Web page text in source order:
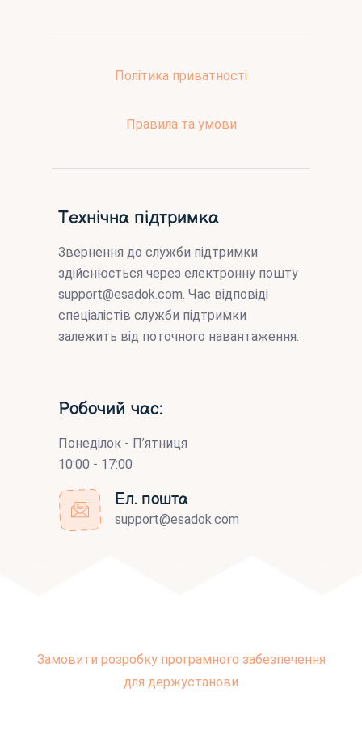
Політика приватності
Правила та умови
Технічна підтримка
Звернення до служби підтримки
здійснюється через електронну пошту
support@esadok.com. Час відповіді
спеціалістів служби підтримки
залежить від поточного навантаження.
Робочий час:
Понеділок - П’ятниця
10:00 - 17:00
Ел. пошта
support@esadok.com
Замовити розробку програмного забезпечення
для держустанови